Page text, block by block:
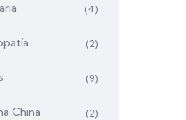
(4)
(2)
(9)
China (2)